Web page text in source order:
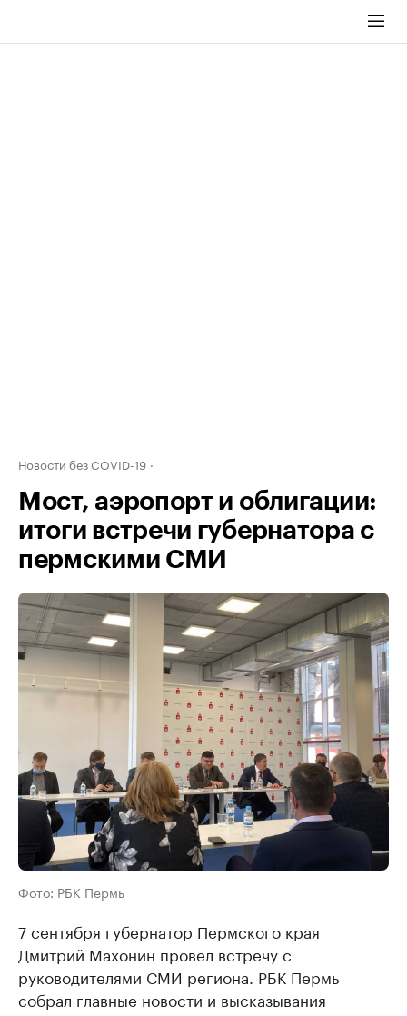
Новости без COVID-19
Мост, аэропорт и облигации:
итоги встречи губернатора с
пермскими СМИ
Фото: РБК Пермь
7 сентября губернатор Пермского края
Дмитрий Махонин провел встречу с
руководителями СМИ региона. РБК Пермь
собрал главные новости и высказывания